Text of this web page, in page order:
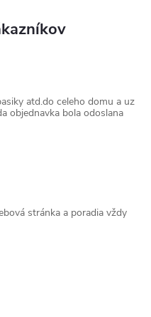
atd.do celeho domu a uz
objednavka bola odoslana
stránka a poradia vždy